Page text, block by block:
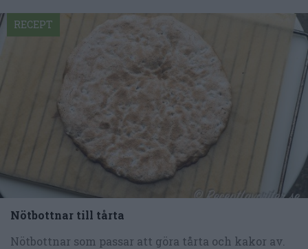
Nötbottnar till tårta
Nötbottnar som passar att göra tårta och kakor av.
RECEPT